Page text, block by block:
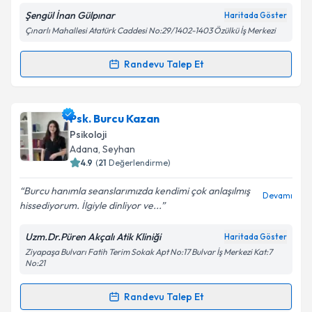
Kişisel verilerimin işlenmesine ilişkinAydınlatma
'ni okudum ve kişisel verilerimin belirtilen
Takvim Talebini Gönder
Şengül İnan Gülpınar Haritada Göster
Çınarlı Mahallesi Atatürk Caddesi No:29/1402-1403 Özülkü İş Merkezi
Randevu Talep Et
Randevu Takvimi Talebi
Uzm. Psk. Dan. Şengül İnan Gülpınar
takvimi talebi oluşturun. Size bu uzmandan randevu
almanız için bir takvim hazırlandığında e-posta ile
bilgilendireceğiz.
E-posta Adresiniz
Kişisel verilerimin işlenmesine ilişkinAydınlatma
kapsamda işlenmesini kabul ediyorum.
Psk. Burcu Kazan
Psikoloji
Adana, Seyhan
4.9 (21 Değerlendirme)
Burcu hanımla seanslarımızda kendimi çok anlaşılmış
hissediyorum. İlgiyle dinliyor ve...
Devamı
Uzm.Dr.Püren Akçalı Atik Kliniği Haritada Göster
Ziyapaşa Bulvarı Fatih Terim Sokak Apt No:17 Bulvar İş Merkezi Kat:7
No:21
Randevu Talep Et
Randevu Takvimi Talebi